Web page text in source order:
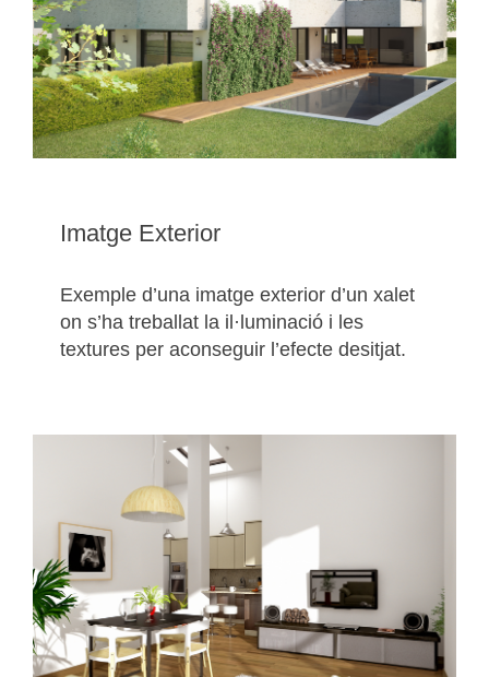
Imatge Exterior
Exemple d’una imatge exterior d’un xalet
on s’ha treballat la il·luminació i les
textures per aconseguir l’efecte desitjat.